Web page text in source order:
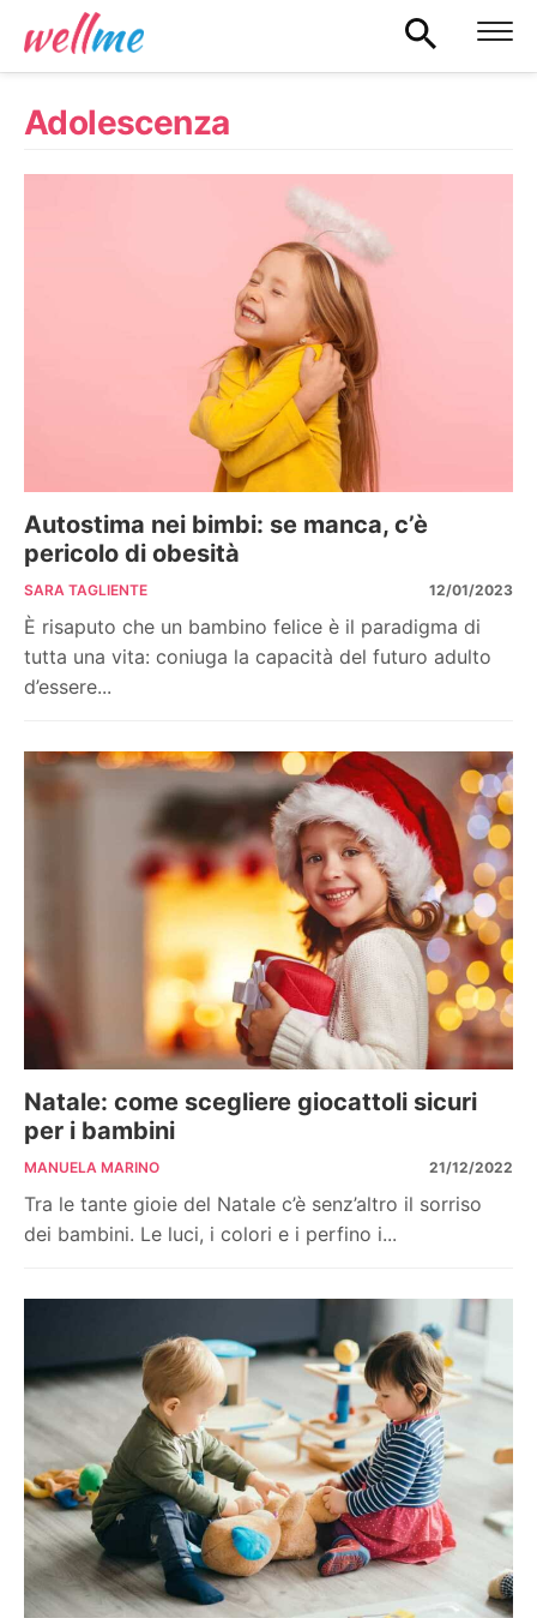
Adolescenza
Autostima nei bimbi: se manca, c’è
pericolo di obesità
SARA TAGLIENTE 12/01/2023
È risaputo che un bambino felice è il paradigma di
tutta una vita: coniuga la capacità del futuro adulto
d’essere...
Natale: come scegliere giocattoli sicuri
per i bambini
MANUELA MARINO 21/12/2022
Tra le tante gioie del Natale c’è senz’altro il sorriso
dei bambini. Le luci, i colori e i perfino i...